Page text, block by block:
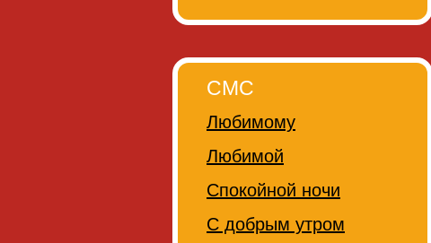
СМС
Любимому
Любимой
Спокойной ночи
С добрым утром